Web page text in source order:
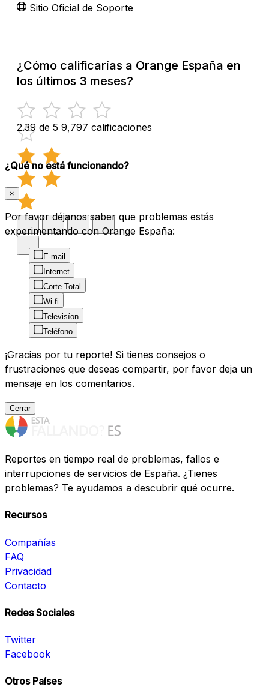
Sitio Oficial de Soporte
¿Cómo calificarías a Orange España en
los últimos 3 meses?
2.39 de 5 9,797 calificaciones
¿Qué no está funcionando?
×
Por favor déjanos saber que problemas estás
experimentando con Orange España:
E-mail
Internet
Corte Total
Wi-fi
Televisíon
Teléfono
¡Gracias por tu reporte! Si tienes consejos o
frustraciones que deseas compartir, por favor deja un
mensaje en los comentarios.
Cerrar
Reportes en tiempo real de problemas, fallos e
interrupciones de servicios de España. ¿Tienes
problemas? Te ayudamos a descubrir qué ocurre.
Recursos
Compañías
FAQ
Privacidad
Contacto
Redes Sociales
Twitter
Facebook
Otros Países